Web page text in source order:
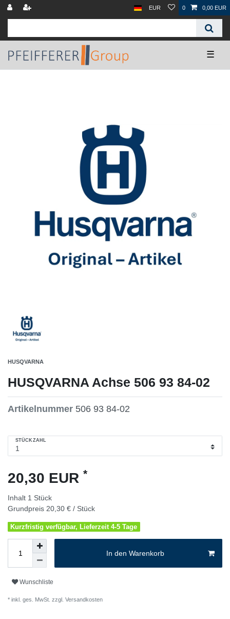
EUR 0 0,00 EUR
☰
HUSQVARNA
HUSQVARNA Achse 506 93 84-02
Artikelnummer 506 93 84-02
STÜCKZAHL
20,30 EUR *
Inhalt 1 Stück
Grundpreis 20,30 € / Stück
Kurzfristig verfügbar, Lieferzeit 4-5 Tage
In den Warenkorb
Wunschliste
* inkl. ges. MwSt. zzgl. Versandkosten